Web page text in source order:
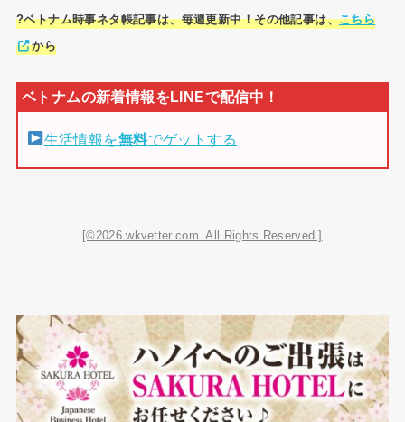
?ベトナム時事ネタ帳記事は、毎週更新中！その他記事は、こちら
から
生活情報を無料でゲットする
[©2026 wkvetter.com. All Rights Reserved.]